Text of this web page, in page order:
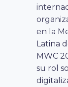
en la
Latina
MWC
su rol